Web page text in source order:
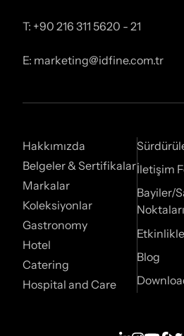
T: +90 216 311 5620 - 21
E: marketing@idfine.com.tr
Hakkımızda
Belgeler & Sertifikalar
Markalar
Koleksiyonlar
Gastronomy
Hotel
Catering
Hospital and Care
İletişim
Bayiler/
Noktaları
Blog